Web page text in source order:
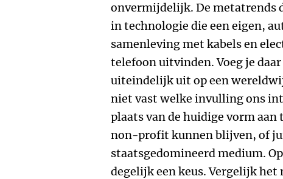
onvermijdelijk. De metatrends
in technologie die een eigen,
samenleving met kabels en
telefoon uitvinden. Voeg je
uiteindelijk uit op een
niet vast welke invulling ons
plaats van de huidige vorm
non-profit kunnen blijven, of
staatsgedomineerd medium.
degelijk een keus. Vergelijk